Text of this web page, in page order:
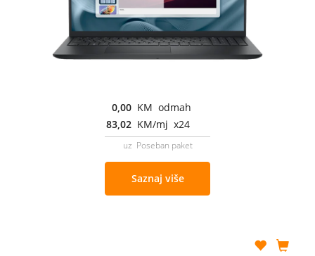
0,00 KM odmah
83,02 KM/mj x24
uz Poseban paket
Saznaj više